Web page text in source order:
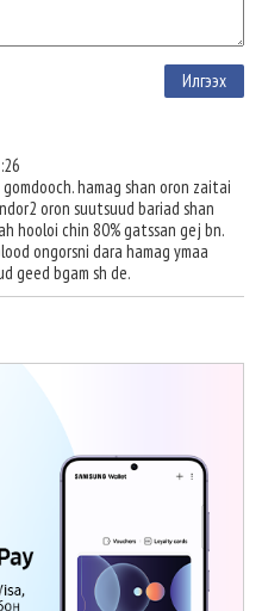
hamag shan oron zaitai
oron suutsuud bariad shan
hooloi chin 80% gatssan gej bn.
ongorsni dara hamag ymaa
geed bgam sh de.